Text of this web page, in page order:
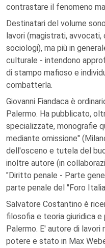
contrastare il fenomeno
Destinatari del volume
lavori (magistrati,
sociologi), ma più in
culturale - intendono
di stampo mafioso e
combatterla.
Giovanni Fiandaca è
Palermo. Ha pubblicato,
specializzate, monografie
mediante omissione"
dell'osceno e tutela del
inoltre autore (in
"Diritto penale - Parte
parte penale del "Foro
Salvatore Costantino è
filosofia e teoria giuridica
Palermo. E' autore di
potere e stato in Max